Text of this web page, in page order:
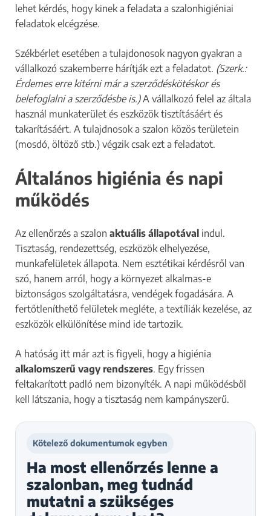
lehet kérdés, hogy kinek a feladata a szalonhigiéniai
feladatok elcégzése.
Székbérlet esetében a tulajdonosok nagyon gyakran a
vállalkozó szakemberre hárítják ezt a feladatot. (Szerk.:
Érdemes erre kitérni már a szerződéskötéskor és
belefoglalni a szerződésbe is.)A vállalkozó felel az általa
használ munkaterület és eszközök tisztításáért és
takarításáért. A tulajdnosok a szalon közös területein
(mosdó, öltöző stb.) végzik csak ezt a feladatot.
Általános higiénia és napi
működés
Az ellenőrzés a szalon aktuális állapotával indul.
Tisztaság, rendezettség, eszközök elhelyezése,
munkafelületek állapota. Nem esztétikai kérdésről van
szó, hanem arról, hogy a környezet alkalmas-e
biztonságos szolgáltatásra, vendégek fogadására. A
fertőtleníthető felületek megléte, a textíliák kezelése, az
eszközök elkülönítése mind ide tartozik.
A hatóság itt már azt is figyeli, hogy a higiénia
alkalomszerű vagy rendszeres. Egy frissen
feltakarított padló nem bizonyíték. A napi működésből
kell látszania, hogy a tisztaság nem kampányszerű.
Kötelező dokumentumok egyben
Ha most ellenőrzés lenne a
szalonban, meg tudnád
mutatni a szükséges